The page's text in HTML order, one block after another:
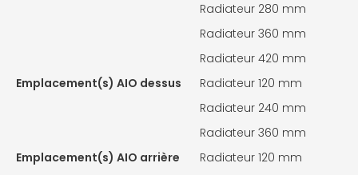
Radiateur 280 mm
Radiateur 360 mm
Radiateur 420 mm
Emplacement(s) AIO dessus
Radiateur 120 mm
Radiateur 240 mm
Radiateur 360 mm
Emplacement(s) AIO arrière
Radiateur 120 mm